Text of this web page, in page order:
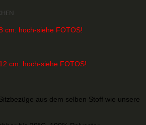
cm. hoch-siehe FOTOS!
12 cm. hoch-siehe FOTOS!
aus dem selben Stoff wie unsere